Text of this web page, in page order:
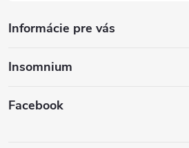
Informácie pre vás
Insomnium
Facebook